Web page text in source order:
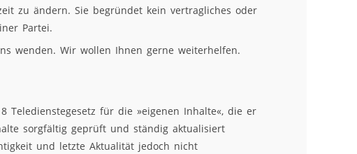
zu ändern. Sie begründet kein vertragliches oder
Partei.
wenden. Wir wollen Ihnen gerne weiterhelfen.
Teledienstegesetz für die »eigenen Inhalte«, die er
sorgfältig geprüft und ständig aktualisiert
und letzte Aktualität jedoch nicht